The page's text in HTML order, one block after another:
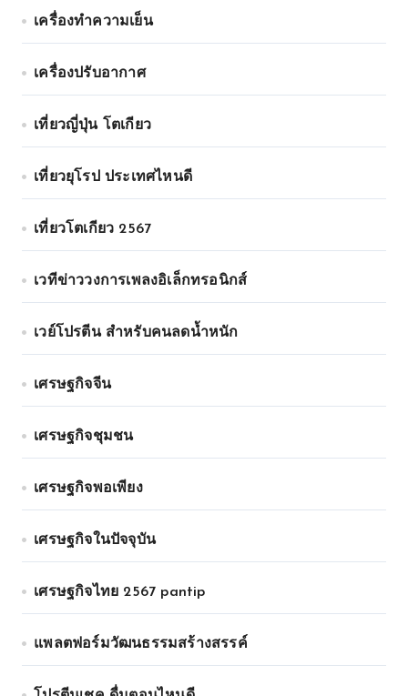
เครื่องทำความเย็น
เครื่องปรับอากาศ
เที่ยวญี่ปุ่น โตเกียว
เที่ยวยุโรป ประเทศไหนดี
เที่ยวโตเกียว 2567
เวทีข่าววงการเพลงอิเล็กทรอนิกส์
เวย์โปรตีน สำหรับคนลดน้ำหนัก
เศรษฐกิจจีน
เศรษฐกิจชุมชน
เศรษฐกิจพอเพียง
เศรษฐกิจในปัจจุบัน
เศรษฐกิจไทย 2567 pantip
แพลตฟอร์มวัฒนธรรมสร้างสรรค์